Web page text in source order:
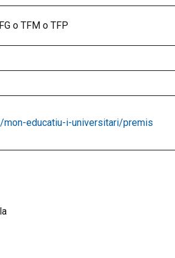
o TFM o TFP
educatiu-i-universitari/premis